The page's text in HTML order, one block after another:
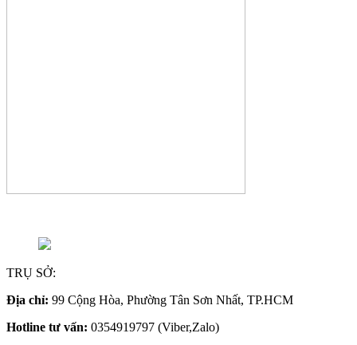
TRỤ SỞ:
Địa chỉ: 99 Cộng Hòa, Phường Tân Sơn Nhất, TP.HCM
Hotline tư vấn: 0354919797 (Viber,Zalo)